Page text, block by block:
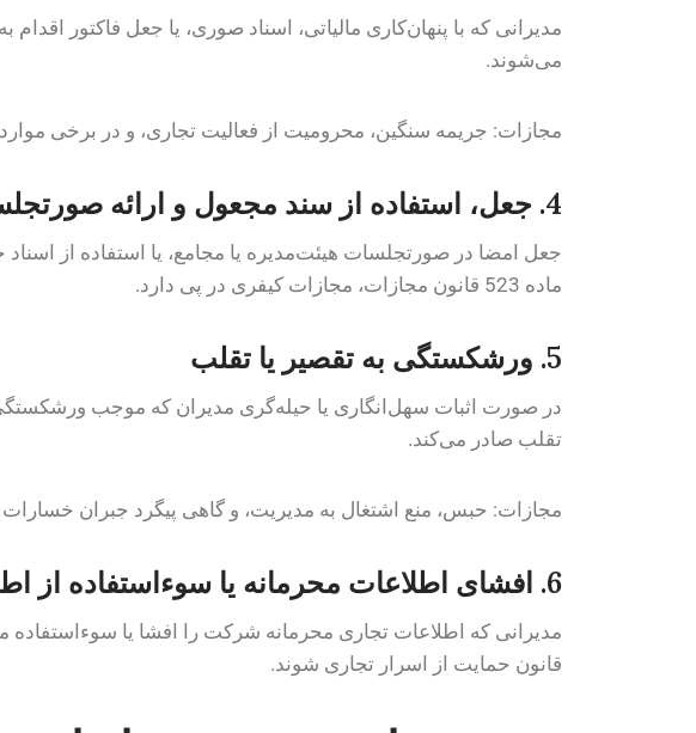
می‌شوند.
مجازات: جریمه سنگین، محرومیت از فعالیت تجاری، و در برخی
4. جعل، استفاده از سند مجعول و ارائه صورتجلسه صوری
جعل امضا در صورتجلسات هیئت‌مدیره یا مجامع، یا استفاده از
ماده 523 قانون مجازات، مجازات کیفری در پی دارد.
5. ورشکستگی به تقصیر یا تقلب
تقلب صادر می‌کند.
مجازات: حبس، منع اشتغال به مدیریت، و گاهی پیگرد جبران
6. افشای اطلاعات محرمانه یا سوءاستفاده از اطلاعات داخلی
مدیرانی که اطلاعات تجاری محرمانه شرکت را افشا یا سوءاستفاده
قانون حمایت از اسرار تجاری شوند.